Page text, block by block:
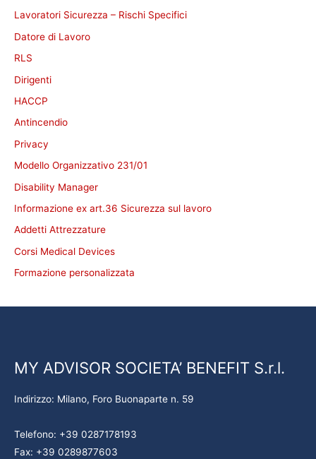
Lavoratori Sicurezza – Rischi Specifici
Datore di Lavoro
RLS
Dirigenti
HACCP
Antincendio
Privacy
Modello Organizzativo 231/01
Disability Manager
Informazione ex art.36 Sicurezza sul lavoro
Addetti Attrezzature
Corsi Medical Devices
Formazione personalizzata
MY ADVISOR SOCIETA’ BENEFIT S.r.l.
Indirizzo: Milano, Foro Buonaparte n. 59
Telefono: +39 0287178193
Fax: +39 0289877603